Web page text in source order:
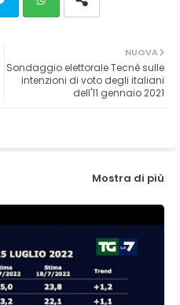
ter ats
NUOVA
Sondaggio elettorale Tecnè sulle
intenzioni di voto degli italiani
dell'11 gennaio 2021
Mostra di più